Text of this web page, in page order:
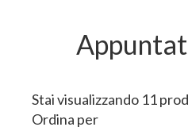
Stai visualizzando 11
Ordina per